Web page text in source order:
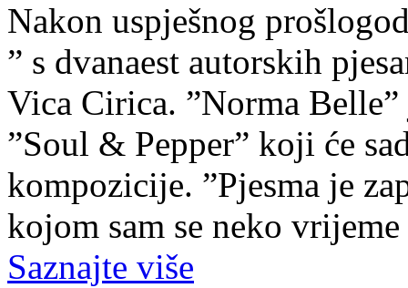
Nakon uspješnog
” s dvanaest autorskih
Vica Cirica. ”​Norma
”Soul & Pepper” koji će
kompozicije. ”Pjesma je
kojom sam se neko
Saznajte više